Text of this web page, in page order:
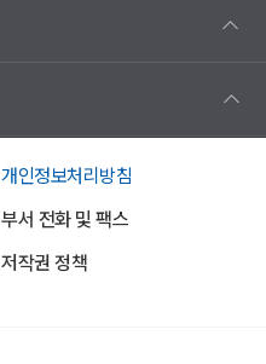
개인정보처리방침
부서 전화 및 팩스
저작권 정책